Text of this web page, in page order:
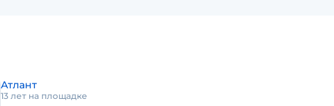
Атлант
13 лет на площадке